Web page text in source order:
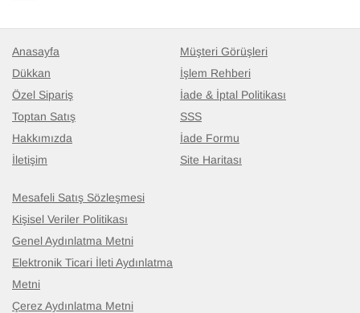
Anasayfa
Dükkan
Özel Sipariş
Toptan Satış
Hakkımızda
İletişim
Müşteri Görüşleri
İşlem Rehberi
İade & İptal Politikası
SSS
İade Formu
Site Haritası
Mesafeli Satış Sözleşmesi
Kişisel Veriler Politikası
Genel Aydınlatma Metni
Elektronik Ticari İleti Aydınlatma
Metni
Çerez Aydınlatma Metni